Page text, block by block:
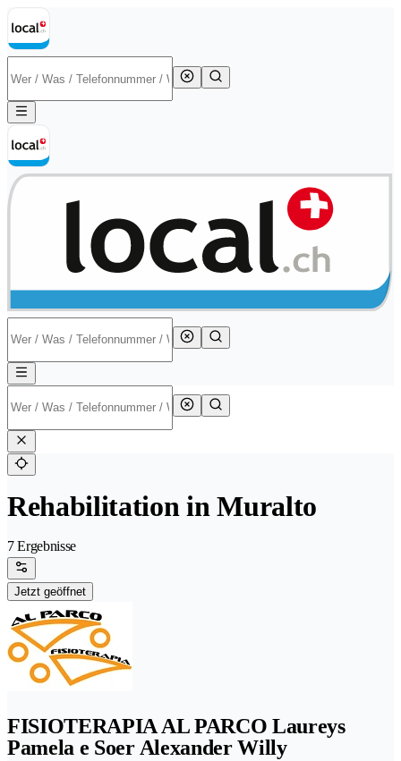
Rehabilitation in Muralto
7 Ergebnisse
Jetzt geöffnet
FISIOTERAPIA AL PARCO Laureys
Pamela e Soer Alexander Willy